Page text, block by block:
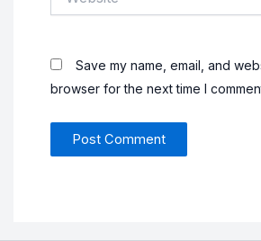
Save my name, email, and
browser for the next time I